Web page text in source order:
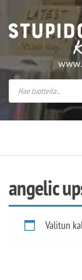
Stupido
angelic
Valitun